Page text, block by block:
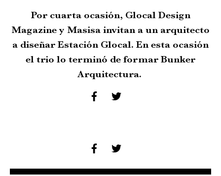
Por cuarta ocasión, Glocal Design
Magazine y Masisa invitan a un arquitecto
a diseñar Estación Glocal. En esta ocasión
el trio lo terminó de formar Bunker
Arquitectura.